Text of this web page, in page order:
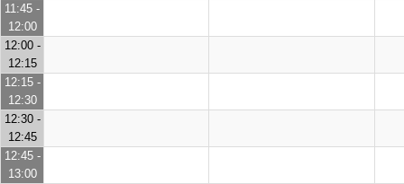
11:45 -
12:00
12:00 -
12:15
12:15 -
12:30
12:30 -
12:45
12:45 -
13:00